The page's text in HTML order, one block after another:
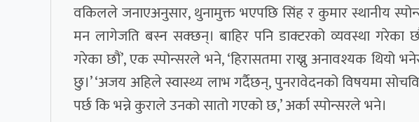
वकिलले जनाएअनुसार, थुनामुक्त भएपछि सिंह र कुमार स्थानीय
मन लागेजति बस्न सक्छन्। बाहिर पनि डाक्टरको व्यवस्था गरेका
गरेका छौं’, एक स्पोन्सरले भने, ‘हिरासतमा राख्नु अनावश्यक थियो
छु।’ ‘अजय अहिले स्वास्थ्य लाभ गर्दैछन्, पुनरावेदनको विषयमा
पर्छ कि भन्ने कुराले उनको सातो गएको छ,’ अर्का स्पोन्सरले भने।